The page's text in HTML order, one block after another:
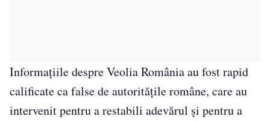
Informațiile despre Veolia România au fost rapid
calificate ca false de autoritățile române, care au
intervenit pentru a restabili adevărul și pentru a